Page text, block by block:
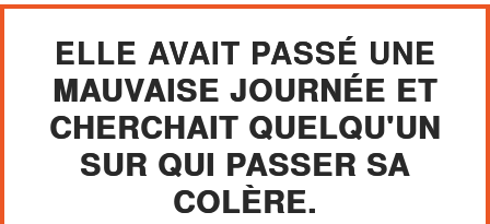
ELLE AVAIT PASSÉ UNE
MAUVAISE JOURNÉE ET
CHERCHAIT QUELQU'UN
SUR QUI PASSER SA
COLÈRE.